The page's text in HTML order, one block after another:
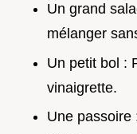
Un grand
mélanger
Un petit bol :
vinaigrette.
Une passoire